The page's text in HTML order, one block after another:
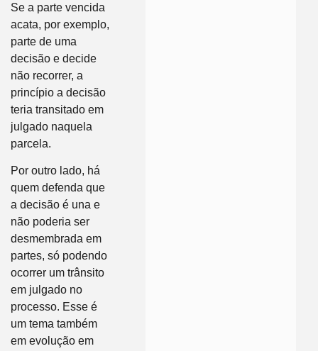
Se a parte vencida
acata, por exemplo,
parte de uma
decisão e decide
não recorrer, a
princípio a decisão
teria transitado em
julgado naquela
parcela.
Por outro lado, há
quem defenda que
a decisão é una e
não poderia ser
desmembrada em
partes, só podendo
ocorrer um trânsito
em julgado no
processo. Esse é
um tema também
em evolução em